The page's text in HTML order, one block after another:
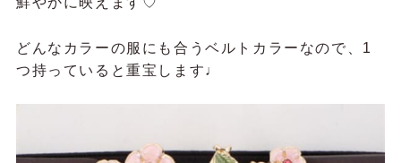
どんなカラーの服にも合うベルトカラーなので、1
つ持っていると重宝します♩